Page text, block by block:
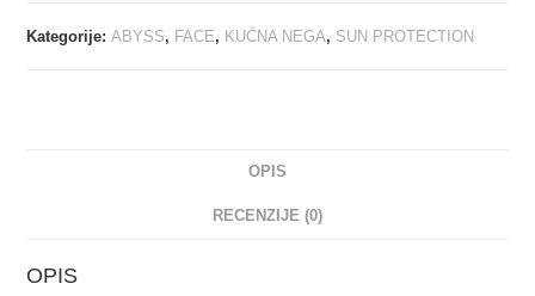
Kategorije:ABYSS, FACE, KUĆNA NEGA, SUN PROTECTION
OPIS
RECENZIJE (0)
OPIS